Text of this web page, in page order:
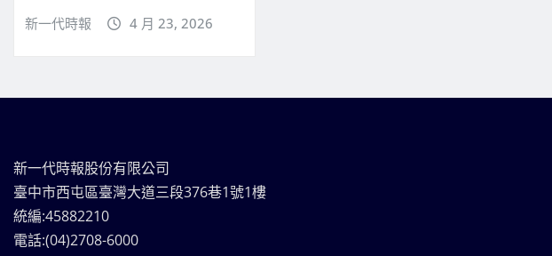
新一代時報 4 月 23, 2026
新一代時報股份有限公司
臺中市西屯區臺灣大道三段376巷1號1樓
統編:45882210
電話:(04)2708-6000